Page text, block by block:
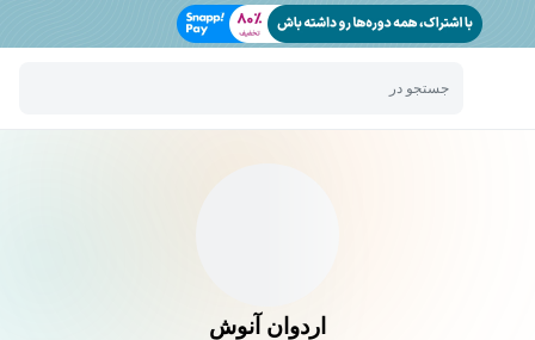
جستجو در
اردوان آنوش